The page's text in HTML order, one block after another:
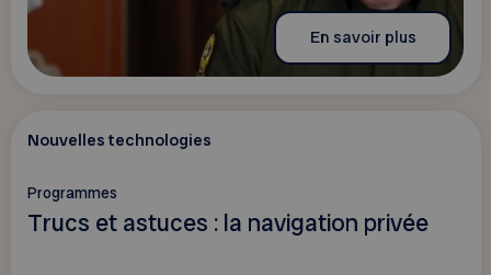
En savoir plus
Nouvelles technologies
Programmes
Trucs et astuces : la navigation privée